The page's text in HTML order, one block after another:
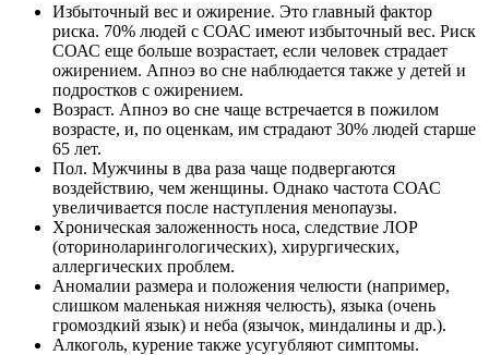
Избыточный вес и ожирение. Это главный фактор
риска. 70% людей с СОАС имеют избыточный вес. Риск
СОАС еще больше возрастает, если человек страдает
ожирением. Апноэ во сне наблюдается также у детей и
подростков с ожирением.
Возраст. Апноэ во сне чаще встречается в пожилом
возрасте, и, по оценкам, им страдают 30% людей старше
65 лет.
Пол. Мужчины в два раза чаще подвергаются
воздействию, чем женщины. Однако частота СОАС
увеличивается после наступления менопаузы.
Хроническая заложенность носа, следствие ЛОР
(оториноларингологических), хирургических,
аллергических проблем.
Аномалии размера и положения челюсти (например,
слишком маленькая нижняя челюсть), языка (очень
громоздкий язык) и неба (язычок, миндалины и др.).
Алкоголь, курение также усугубляют симптомы.